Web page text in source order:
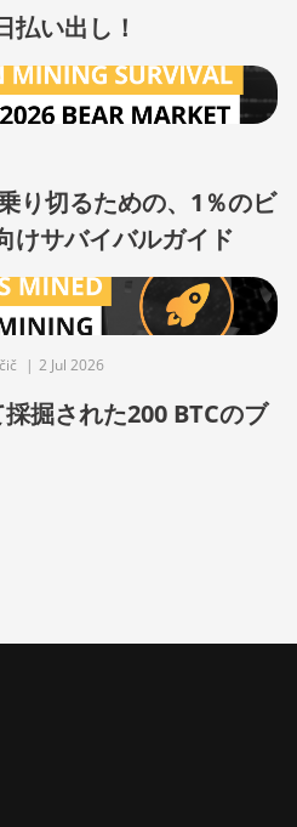
T9+
Z11e
Z11j
Z15
Z15
Z15e
払い出し！
り切るための、1％のビ
けサバイバルガイド
| 2 Jul 2026
掘された200 BTCのブ